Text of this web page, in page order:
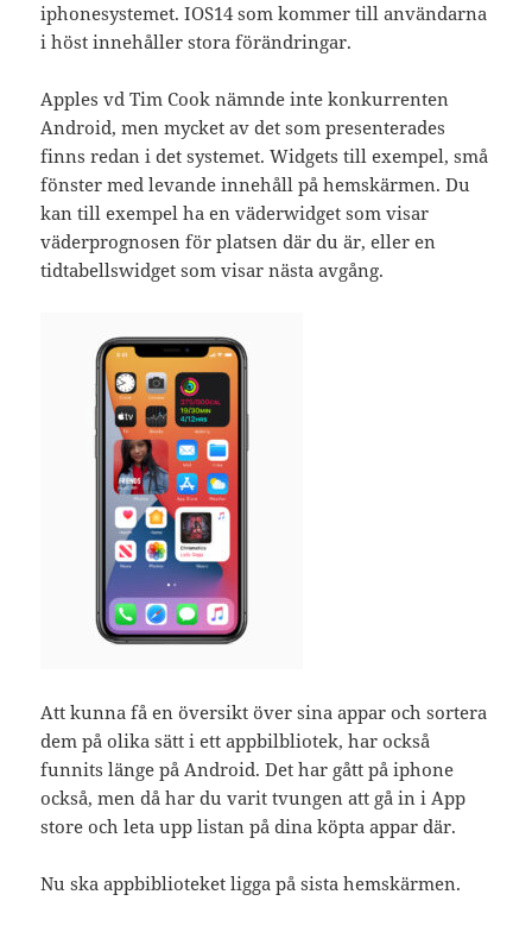
iphonesystemet. IOS14 som kommer till användarna
i höst innehåller stora förändringar.
Apples vd Tim Cook nämnde inte konkurrenten
Android, men mycket av det som presenterades
finns redan i det systemet. Widgets till exempel, små
fönster med levande innehåll på hemskärmen. Du
kan till exempel ha en väderwidget som visar
väderprognosen för platsen där du är, eller en
tidtabellswidget som visar nästa avgång.
Att kunna få en översikt över sina appar och sortera
dem på olika sätt i ett appbilbliotek, har också
funnits länge på Android. Det har gått på iphone
också, men då har du varit tvungen att gå in i App
store och leta upp listan på dina köpta appar där.
Nu ska appbiblioteket ligga på sista hemskärmen.